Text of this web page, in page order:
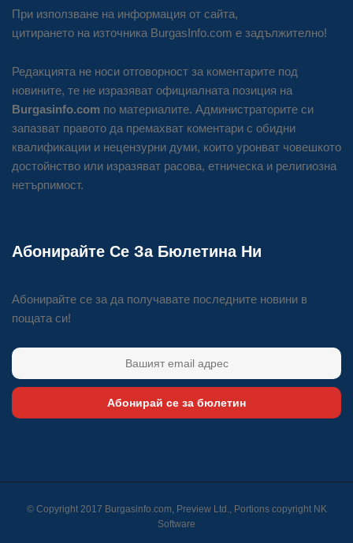
При използване на информация от сайта,
цитирането на източника BurgasInfo.com е задължително!
Редакцията не носи отговорност за коментарите под
новините, те не изразяват официалната позиция на
Burgasinfo.com по материалите. Администраторите си
запазват правото да премахват коментари с обидни
квалификации и нецензурни думи, които уронват човешкото
достойнство или изразяват расова, етническа и религиозна
нетърпимост.
Абонирайте Се За Бюлетина Ни
Абонирайте се за да получавате последните новини в
пощата си!
Абонирай се за бюлетин
© Copyright 2017 Burgasinfo.com, Preview Ltd., Portions copyright NK
Software